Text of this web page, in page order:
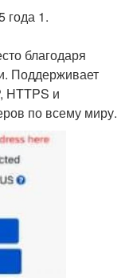
года 1.
благодаря
Поддерживает
HTTPS и
по всему миру.